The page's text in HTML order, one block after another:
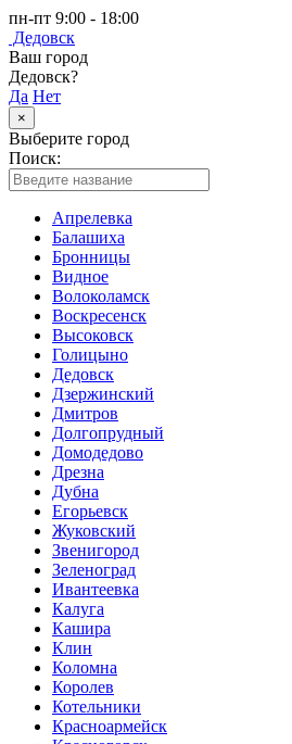
пн-пт 9:00 - 18:00
Дедовск
Ваш город
Дедовск?
Да Нет
×
Выберите город
Поиск:
Апрелевка
Балашиха
Бронницы
Видное
Волоколамск
Воскресенск
Высоковск
Голицыно
Дедовск
Дзержинский
Дмитров
Долгопрудный
Домодедово
Дрезна
Дубна
Егорьевск
Жуковский
Звенигород
Зеленоград
Ивантеевка
Калуга
Кашира
Клин
Коломна
Королев
Котельники
Красноармейск